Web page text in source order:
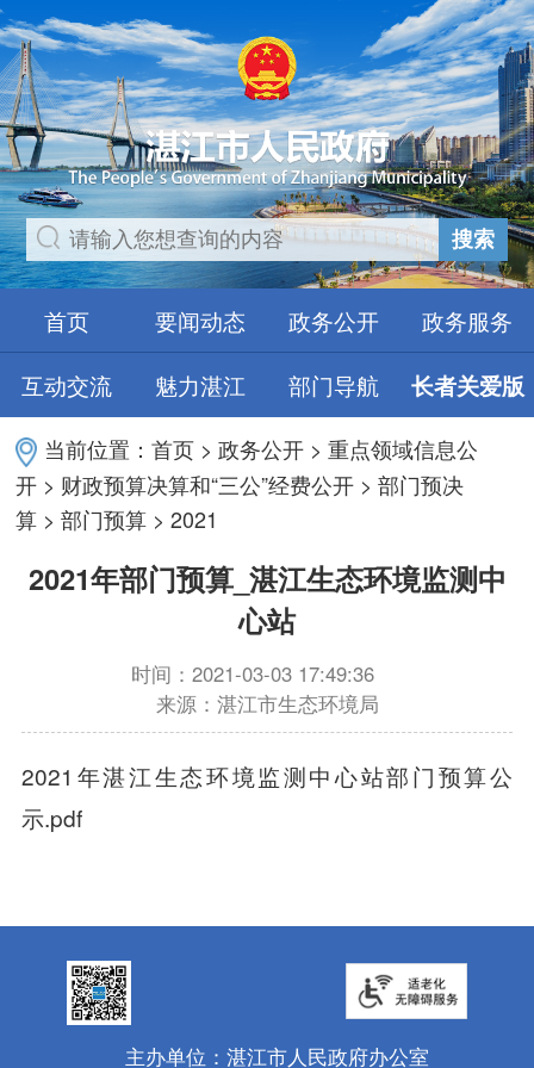
搜索
首页 要闻动态 政务公开
政务服务
互动交流
魅力湛江 部门导航 长者关爱版
当前位置：首页 >政务公开 >重点领域信息公
开 > 财政预算决算和“三公”经费公开 >部门预决
算 >部门预算 >2021
2021年部门预算_湛江生态环境监测中
心站
时间：2021-03-03 17:49:36
来源：湛江市生态环境局
2021年湛江生态环境监测中心站部门预算公
示.pdf
主办单位：湛江市人民政府办公室